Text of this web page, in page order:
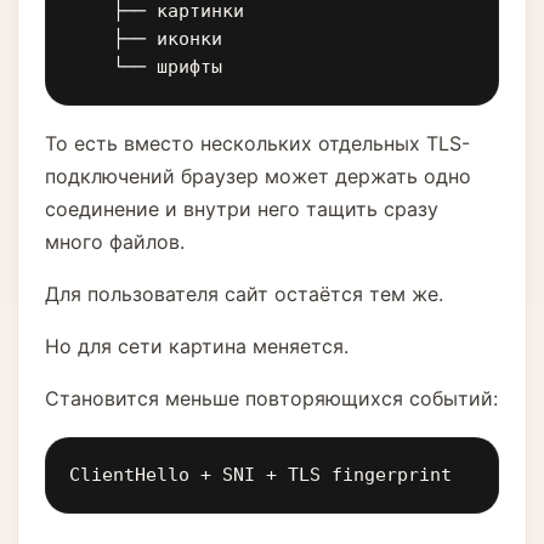
    ├── картинки
    ├── иконки
    └── шрифты
То есть вместо нескольких отдельных TLS-
подключений браузер может держать одно
соединение и внутри него тащить сразу
много файлов.
Для пользователя сайт остаётся тем же.
Но для сети картина меняется.
Становится меньше повторяющихся событий:
ClientHello + SNI + TLS fingerprint